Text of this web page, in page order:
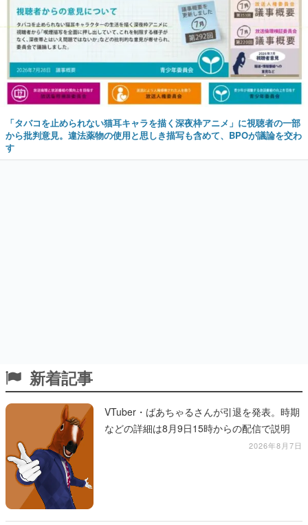
「タバコを止められない猫耳キャラを描く深夜枠アニメ」に視聴者の一部
から批判意見。違法薬物の使用と思しき描写も含めて、BPOが議論を交わ
す
新着記事
VTuber・ばあちゃるさんが引退を発表。時期
などの詳細は8月9日15時からの配信で説明
2026年8月7日